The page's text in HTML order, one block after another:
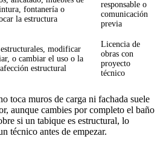
fontanería o
la estructura
responsable o
comunicación
previa
modificar
o cambiar el uso o la
estructural
Licencia de
obras con
proyecto
técnico
toca muros de carga ni fachada suele
aunque cambies por completo el baño
si un tabique es estructural, lo
técnico antes de empezar.